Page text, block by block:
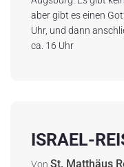
aber gibt es einen
Uhr, und dann
ca. 16 Uhr
ISRAEL-
Von St. Matthäus